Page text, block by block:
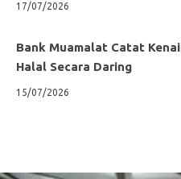
17/07/2026
Bank Muamalat Catat
Halal Secara Daring
15/07/2026